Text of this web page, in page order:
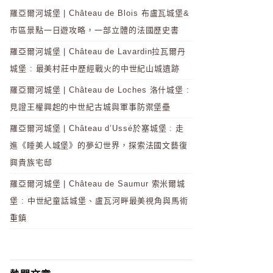
羅亞爾河城堡 | Château de Blois 布盧瓦城堡&
市區景點一日遊攻略，一部立體的法國歷史書
羅亞爾河城堡 | Château de Lavardin拉瓦爾丹
城堡 : 最美村莊中歷經戰火的中世紀山城遺跡
羅亞爾河城堡 | Château de Loches 洛什城堡 :
見證王權興起的中世紀古城與軍事防禦堡壘
羅亞爾河城堡 | Château d’Ussé於塞城堡 : 走
進《睡美人城堡》的夢幻世界，探索法國文藝復
興貴族宅邸
羅亞爾河城堡 | Château de Saumur 索米爾城
堡 : 中世紀童話城堡、盧瓦河畔最美視角與馬術
重鎮